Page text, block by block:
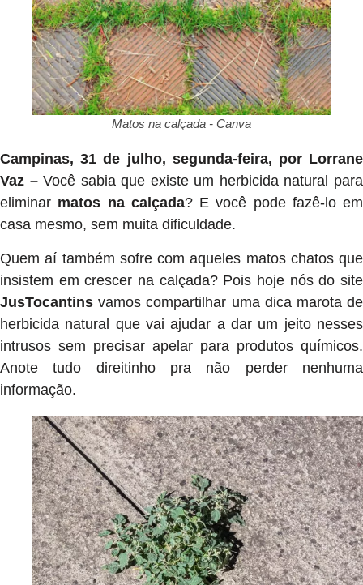
Matos na calçada - Canva
Campinas, 31 de julho, segunda-feira, por Lorrane
Vaz –Você sabia que existe um herbicida natural para
eliminar matos na calçada? E você pode fazê-lo em
casa mesmo, sem muita dificuldade.
Quem aí também sofre com aqueles matos chatos que
insistem em crescer na calçada? Pois hoje nós do site
JusTocantins vamos compartilhar uma dica marota de
herbicida natural que vai ajudar a dar um jeito nesses
intrusos sem precisar apelar para produtos químicos.
Anote tudo direitinho pra não perder nenhuma
informação.